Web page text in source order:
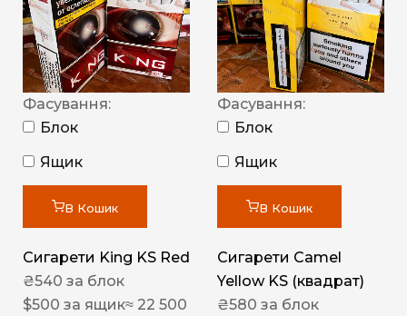
Фасування:
Блок
Ящик
В Кошик
Сигарети King KS Red
₴540 за блок
$500 за ящик≈ 22 500
Фасування:
Блок
Ящик
В Кошик
Сигарети Camel
Yellow KS (квадрат)
₴580 за блок